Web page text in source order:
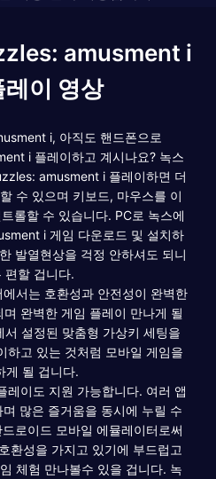
amusment i
레이 영상
i, 아직도 핸드폰으로
i 플레이하고 계시나요? 녹스
amusment i 플레이하면 더
수 있으며 키보드, 마우스를 이
롤할 수 있습니다. PC로 녹스에
i 게임 다운로드 및 설치하
발열현상을 걱정 안하셔도 되니
편할 겁니다.
서는 호환성과 안전성이 완벽한
완벽한 게임 플레이 만나게 될
설정된 맞춤형 가상키 세팅을
하고 있는 것처럼 모바일 게임을
게 될 겁니다.
레이도 지원 가능합니다. 여러 앱
많은 즐거움을 동시에 누릴 수
로이드 모바일 에뮬레이터로써
환성을 가지고 있기에 부드럽고
체험 만나볼수 있을 겁니다. 녹